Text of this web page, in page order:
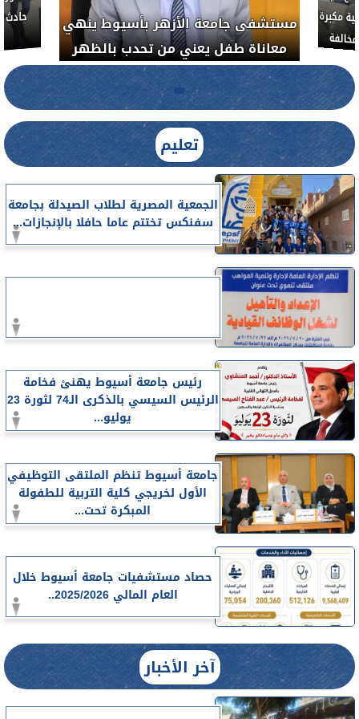
الدواء المصرية يشن حملة رقابية مكبرة
لضبط المنشآت الطبية المخالفة.....
خبيث
تعليم
الجمعية المصرية لطلاب الصيدلة بجامعة
سفنكس تختتم عاما حافلا بالإنجازات...
رئيس جامعة أسيوط يهنئ فخامة
الرئيس السيسي بالذكرى الـ74 لثورة 23
يوليو...
جامعة أسيوط تنظم الملتقى التوظيفي
الأول لخريجي كلية التربية للطفولة
المبكرة تحت...
حصاد مستشفيات جامعة أسيوط خلال
العام المالي 2025/2026..
آخر الأخبار